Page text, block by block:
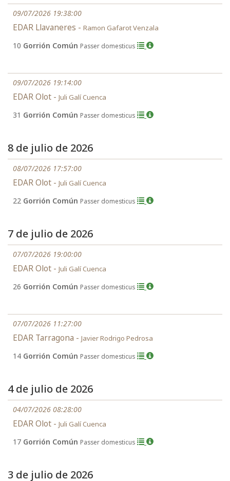
09/07/2026 19:38:00
EDAR Llavaneres - Ramon Gafarot Venzala
10 Gorrión Común Passer domesticus
09/07/2026 19:14:00
EDAR Olot - Juli Galí Cuenca
31 Gorrión Común Passer domesticus
8 de julio de 2026
08/07/2026 17:57:00
EDAR Olot - Juli Galí Cuenca
22 Gorrión Común Passer domesticus
7 de julio de 2026
07/07/2026 19:00:00
EDAR Olot - Juli Galí Cuenca
26 Gorrión Común Passer domesticus
07/07/2026 11:27:00
EDAR Tarragona - Javier Rodrigo Pedrosa
14 Gorrión Común Passer domesticus
4 de julio de 2026
04/07/2026 08:28:00
EDAR Olot - Juli Galí Cuenca
17 Gorrión Común Passer domesticus
3 de julio de 2026